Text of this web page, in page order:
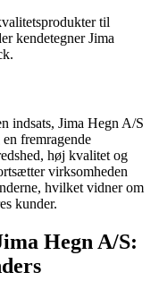
til
kendetegner Jima
indsats, Jima Hegn A/S
fremragende
høj kvalitet og
virksomheden
hvilket vidner om
kunder.
Hegn A/S: